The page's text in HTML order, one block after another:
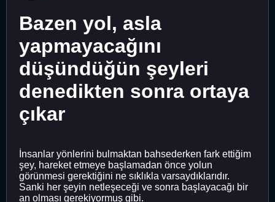
Bazen yol, asla
yapmayacağını
düşündüğün şeyleri
denedikten sonra ortaya
çıkar
İnsanlar yönlerini bulmaktan bahsederken fark ettiğim
şey, hareket etmeye başlamadan önce yolun
görünmesi gerektiğini ne sıklıkla varsaydıklarıdır.
Sanki her şeyin netleşeceği ve sonra başlayacağı bir
an olması gerekiyormuş gibi.